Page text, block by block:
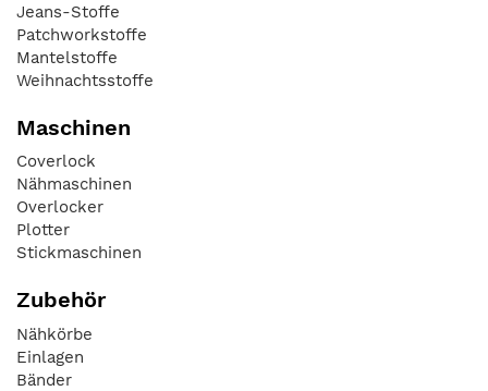
Jeans-Stoffe
Patchworkstoffe
Mantelstoffe
Weihnachtsstoffe
Maschinen
Coverlock
Nähmaschinen
Overlocker
Plotter
Stickmaschinen
Zubehör
Nähkörbe
Einlagen
Bänder